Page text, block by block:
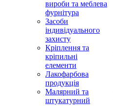
вироби та меблева
фурнітура
Засоби
індивідуального
захисту
Кріплення та
кріпильні
елементи
Лакофарбова
продукція
Малярний та
штукатурний